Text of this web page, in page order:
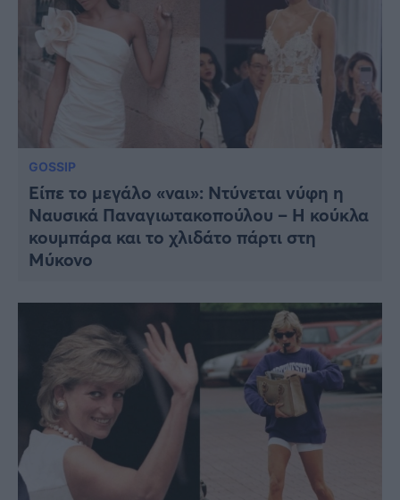
GOSSIP
Είπε το μεγάλο «ναι»: Ντύνεται νύφη η
Ναυσικά Παναγιωτακοπούλου – Η κούκλα
κουμπάρα και το χλιδάτο πάρτι στη
Μύκονο